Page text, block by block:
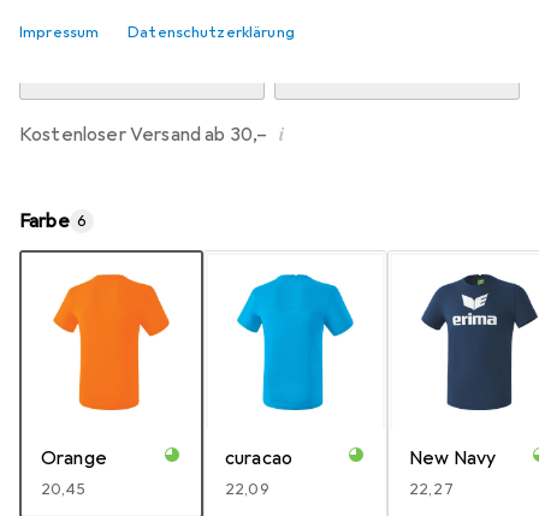
Impressum Datenschutzerklärung
Kostenloser Versand ab 30,– i
Farbe 6
Orange
EUR
20,45
curacao
EUR
22,09
New Navy
EUR
22,27